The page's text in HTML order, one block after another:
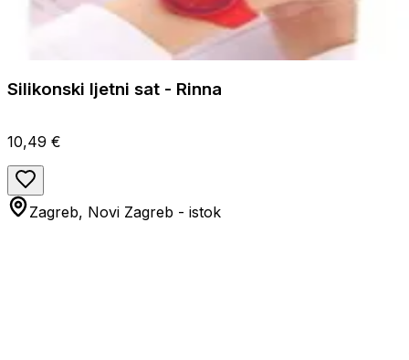
Silikonski ljetni sat - Rinna
10,49 €
Zagreb, Novi Zagreb - istok